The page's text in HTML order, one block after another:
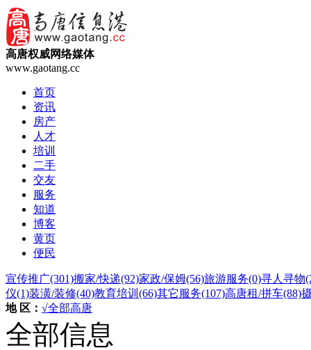
高唐权威网络媒体
www.gaotang.cc
首页
资讯
房产
人才
培训
二手
交友
服务
知道
博客
黄页
便民
宣传推广(301)搬家/快递(92)家政/保姆(56)旅游服务(0)寻人寻物
仪(1)装潢/装修(40)教育培训 (66)其它服务(107)高唐租/拼车(88)
地 区： √全部高唐
全部信息